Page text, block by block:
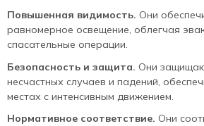
Повышенная видимость. Они
равномерное освещение, облегчая
спасательные операции.
Безопасность и защита. Они
несчастных случаев и падений,
местах с интенсивным движением.
Нормативное соответствие. Они